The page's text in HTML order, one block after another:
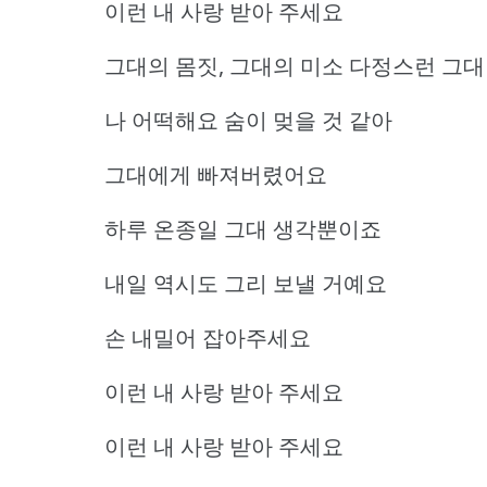
이런 내 사랑 받아 주세요
그대의 몸짓, 그대의 미소 다정스런 그
나 어떡해요 숨이 멎을 것 같아
그대에게 빠져버렸어요
하루 온종일 그대 생각뿐이죠
내일 역시도 그리 보낼 거예요
손 내밀어 잡아주세요
이런 내 사랑 받아 주세요
이런 내 사랑 받아 주세요